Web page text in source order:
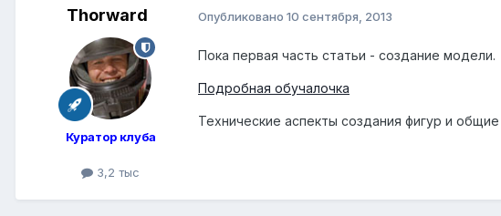
Thorward
Куратор клуба
3,2 тыс
Опубликовано 10 сентября, 2013
Пока первая часть статьи - создание модели.
Подробная обучалочка
Технические аспекты создания фигур и